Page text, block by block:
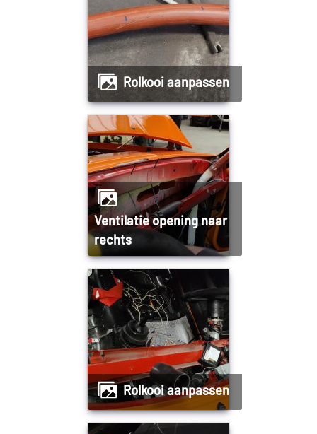
Rolkooi aanpassen
Ventilatie opening naar
rechts
Rolkooi aanpassen